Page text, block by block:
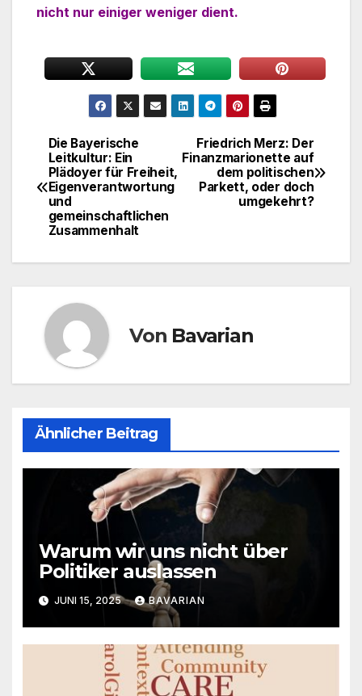
nicht nur einiger weniger dient.
Beitragsnavigation
Friedrich Merz: Der
Finanzmarionette auf
dem politischen
Parkett, oder doch
umgekehrt?
Die Bayerische
Leitkultur: Ein
Plädoyer für Freiheit,
Eigenverantwortung
und
gemeinschaftlichen
Zusammenhalt
Von Bavarian
Ähnlicher Beitrag
Warum wir uns nicht über
Politiker auslassen
JUNI 15, 2025 BAVARIAN